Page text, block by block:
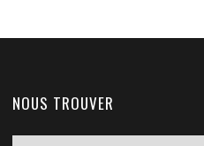
NOUS TROUVER